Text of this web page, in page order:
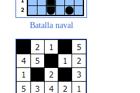
Batalla naval